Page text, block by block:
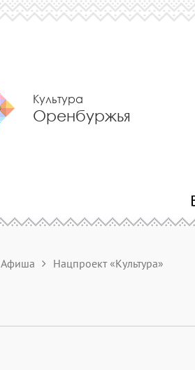
Культура
Оренбуржья
Афиша Нацпроект «Культура»